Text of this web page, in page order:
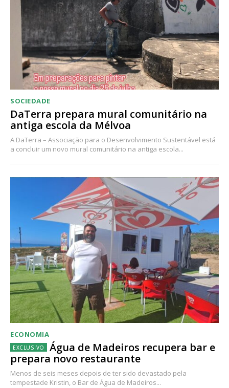
SOCIEDADE
DaTerra prepara mural comunitário na
antiga escola da Mélvoa
A DaTerra – Associação para o Desenvolvimento Sustentável está
a concluir um novo mural comunitário na antiga escola...
ECONOMIA
Água de Madeiros recupera bar e
prepara novo restaurante
Menos de seis meses depois de ter sido devastado pela
tempestade Kristin, o Bar de Água de Madeiros...